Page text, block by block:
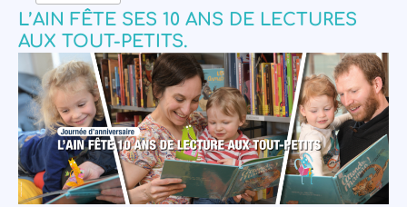
L’AIN FÊTE SES 10 ANS DE LECTURES
AUX TOUT-PETITS.